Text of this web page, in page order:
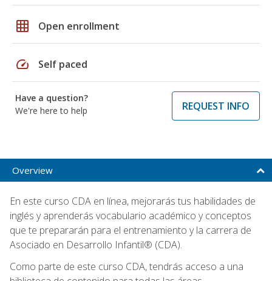
grid_on Open enrollment
speed Self paced
Have a question?
We're here to help
REQUEST INFO
Overview
En este curso CDA en línea, mejorarás tus habilidades de
inglés y aprenderás vocabulario académico y conceptos
que te prepararán para el entrenamiento y la carrera de
Asociado en Desarrollo Infantil® (CDA).
Como parte de este curso CDA, tendrás acceso a una